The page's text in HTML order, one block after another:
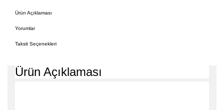
Ürün Açıklaması
Yorumlar
Taksit Seçenekleri
Ürün Açıklaması